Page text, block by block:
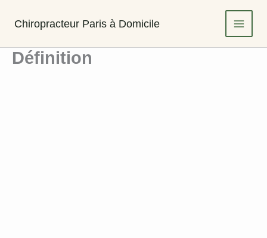
Chiropracteur Paris à Domicile
Définition